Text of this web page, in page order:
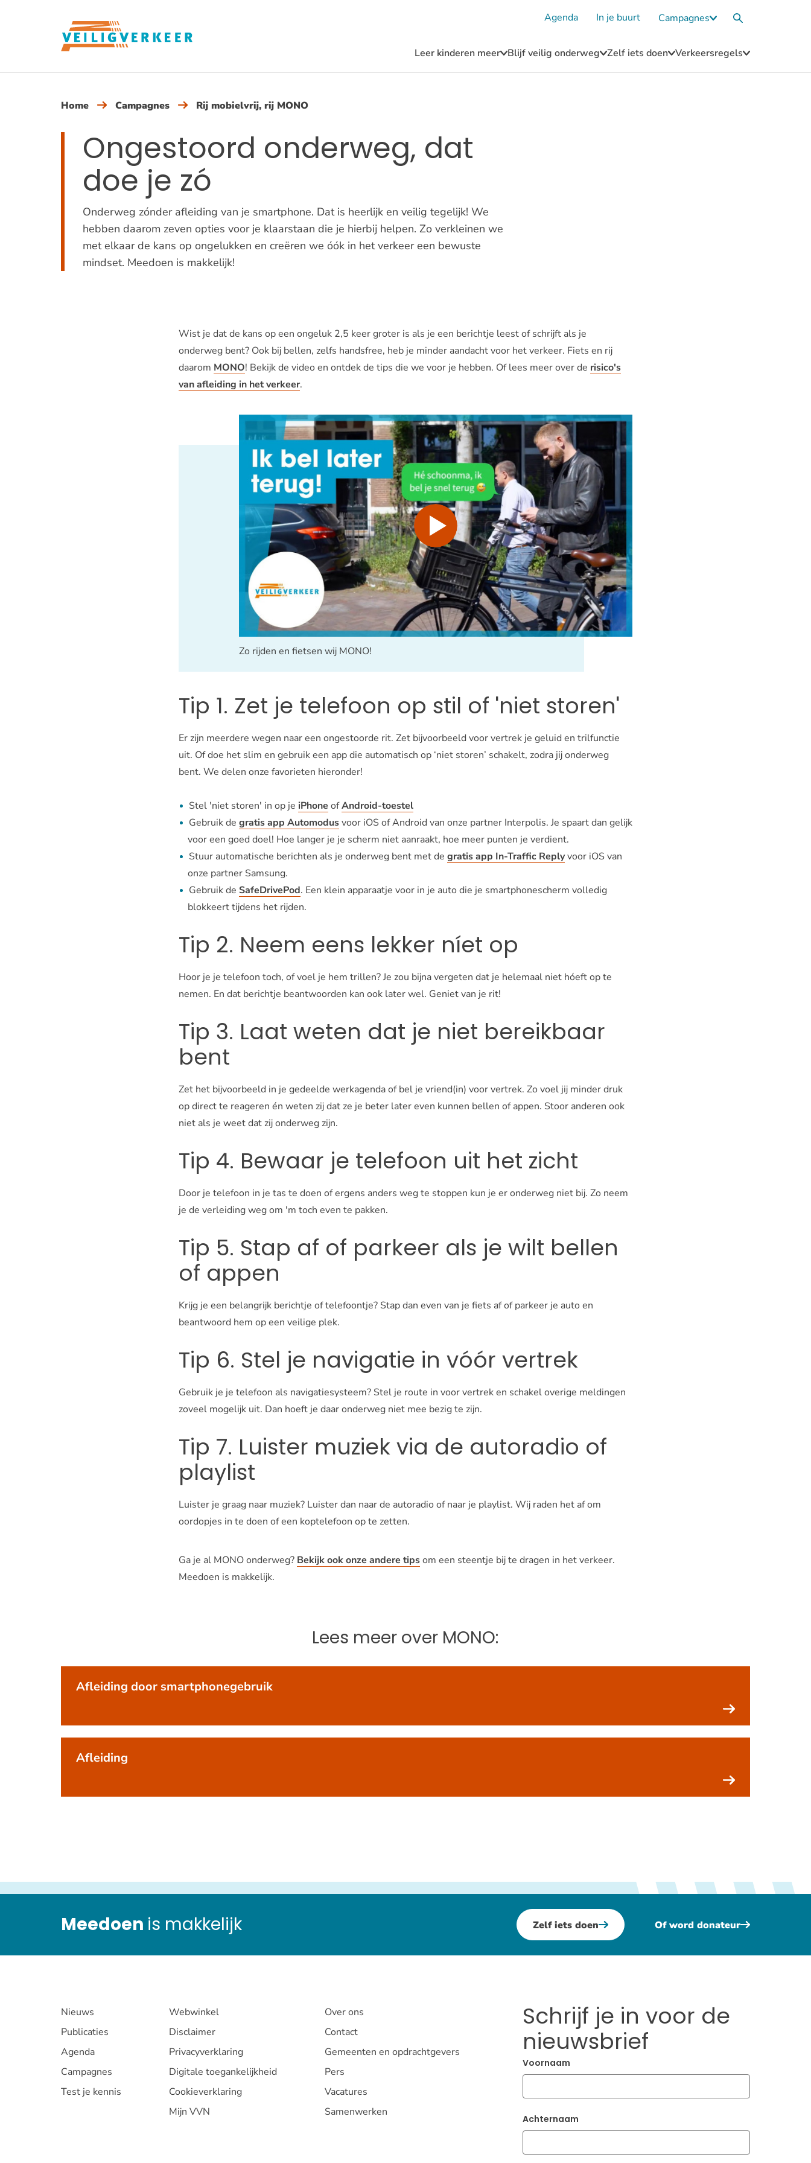
Leer kinderen meer Submenu
Leer
Blijf veilig onderweg Submenu
Blijf
Zelf iets doen Submenu
Zelf
Verkeersregels Submenu
Agenda In je buurt Campagnes SubmenuZoekvak
Home Campagnes Rij mobielvrij, rij MONO
Ongestoord onderweg, dat
doe je zó
Onderweg zónder afleiding van je smartphone. Dat is heerlijk en veilig tegelijk! We
hebben daarom zeven opties voor je klaarstaan die je hierbij helpen. Zo verkleinen we
met elkaar de kans op ongelukken en creëren we óók in het verkeer een bewuste
mindset. Meedoen is makkelijk!
Wist je dat de kans op een ongeluk 2,5 keer groter is als je een berichtje leest of schrijft als je
onderweg bent? Ook bij bellen, zelfs handsfree, heb je minder aandacht voor het verkeer. Fiets en rij
daarom MONO! Bekijk de video en ontdek de tips die we voor je hebben. Of lees meer over de risico's
van afleiding in het verkeer.
Afspelen
Zo rijden en fietsen wij MONO!
Tip 1. Zet je telefoon op stil of 'niet storen'
Er zijn meerdere wegen naar een ongestoorde rit. Zet bijvoorbeeld voor vertrek je geluid en trilfunctie
uit. Of doe het slim en gebruik een app die automatisch op ‘niet storen’ schakelt, zodra jij onderweg
bent. We delen onze favorieten hieronder!
Stel 'niet storen' in op je iPhone ofAndroid-toestel
Gebruik de gratis app Automodusvoor iOS of Android van onze partner Interpolis. Je spaart dan gelijk
voor een goed doel! Hoe langer je je scherm niet aanraakt, hoe meer punten je verdient.
Stuur automatische berichten als je onderweg bent met de gratis app In-Traffic Replyvoor iOS van
onze partner Samsung.
Gebruik de SafeDrivePod. Een klein apparaatje voor in je auto die je smartphonescherm volledig
blokkeert tijdens het rijden.
Tip 2. Neem eens lekker níet op
Hoor je je telefoon toch, of voel je hem trillen? Je zou bijna vergeten dat je helemaal niet hóeft op te
nemen. En dat berichtje beantwoorden kan ook later wel. Geniet van je rit!
Tip 3. Laat weten dat je niet bereikbaar
bent
Zet het bijvoorbeeld in je gedeelde werkagenda of bel je vriend(in) voor vertrek. Zo voel jij minder druk
op direct te reageren én weten zij dat ze je beter later even kunnen bellen of appen. Stoor anderen ook
niet als je weet dat zij onderweg zijn.
Tip 4. Bewaar je telefoon uit het zicht
Door je telefoon in je tas te doen of ergens anders weg te stoppen kun je er onderweg niet bij. Zo neem
je de verleiding weg om 'm toch even te pakken.
Tip 5. Stap af of parkeer als je wilt bellen
of appen
Krijg je een belangrijk berichtje of telefoontje? Stap dan even van je fiets af of parkeer je auto en
beantwoord hem op een veilige plek.
Tip 6. Stel je navigatie in vóór vertrek
Gebruik je je telefoon als navigatiesysteem? Stel je route in voor vertrek en schakel overige meldingen
zoveel mogelijk uit. Dan hoeft je daar onderweg niet mee bezig te zijn.
Tip 7. Luister muziek via de autoradio of
playlist
Luister je graag naar muziek? Luister dan naar de autoradio of naar je playlist. Wij raden het af om
oordopjes in te doen of een koptelefoon op te zetten.
Ga je al MONO onderweg? Bekijk ook onze andere tipsom een steentje bij te dragen in het verkeer.
Meedoen is makkelijk.
Lees meer over MONO:
Afleiding door smartphonegebruik
Afleiding
Meedoen is makkelijk Zelf iets doen Of word donateur
Nieuws
Publicaties
Agenda
Campagnes
Test je kennis
Webwinkel
Disclaimer
Privacyverklaring
Digitale toegankelijkheid
Cookieverklaring
Mijn VVN
Over ons
Contact
Gemeenten en opdrachtgevers
Pers
Vacatures
Samenwerken
Schrijf je in voor de
nieuwsbrief
Voornaam
Achternaam